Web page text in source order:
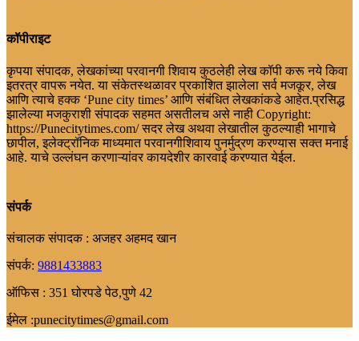
कॉपीराइट
कृपया संपादक, लेखकांच्या परवानगी शिवाय कुठलेही लेख कॉपी करू नये किवा
इतरत्र वापरू नयेत. या संकेतस्थळावर प्रकाशित झालेला सर्व मजकूर, लेख
आणि त्याचे हक्क ‘Pune city times’ आणि संबंधित लेखकांकडे आहेत.प्रसिद्ध
झालेल्या मजकुराशी संपादक सहमत असतीलच असे नाही Copyright:
https://Punecitytimes.com/ सदर लेख अथवा लेखातील कुठल्याही भागाचे
छापील, इलेक्ट्रॉनिक माध्यमात परवानगीशिवाय पुनर्मुद्रण करण्यास सक्त मनाई
आहे. याचे उल्लंघन करणाऱ्यांवर कायदेशीर कारवाई करण्यात येईल.
संपर्क
संचालक संपादक : अजहर अहमद खान
संपर्क: 9881433883
ऑफिस : 351 घोरपडे पेठ,पुणे 42
ईमेल :punecitytimes@gmail.com